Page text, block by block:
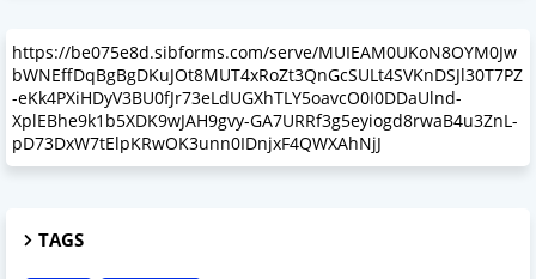
https://be075e8d.sibforms.com/serve/MUIEAM0UKoN8OYM0Jw
bWNEffDqBgBgDKuJOt8MUT4xRoZt3QnGcSULt4SVKnDSJl30T7PZ
-eKk4PXiHDyV3BU0fJr73eLdUGXhTLY5oavcO0I0DDaUlnd-
XplEBhe9k1b5XDK9wJAH9gvy-GA7URRf3g5eyiogd8rwaB4u3ZnL-
pD73DxW7tElpKRwOK3unn0IDnjxF4QWXAhNjJ
TAGS